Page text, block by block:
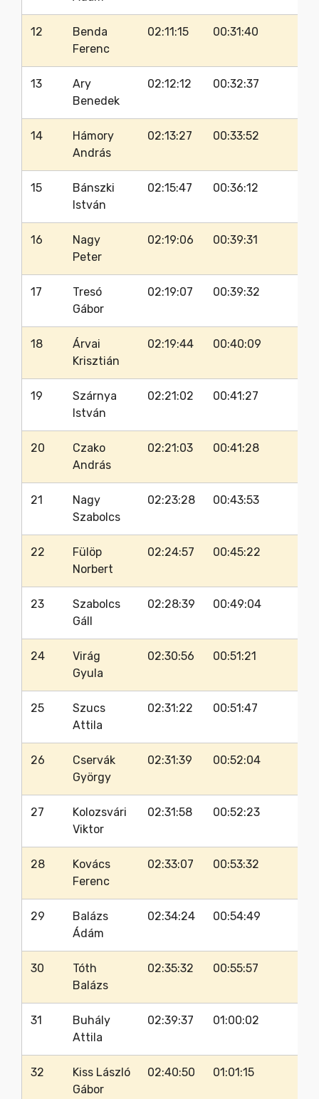
12
Benda
Ferenc
02:11:15 00:31:40
13
Ary
Benedek
02:12:12 00:32:37
14
Hámory
András
02:13:27 00:33:52
15
Bánszki
István
02:15:47 00:36:12
16
Nagy
Peter
02:19:06 00:39:31
17
Tresó
Gábor
02:19:07 00:39:32
18
Árvai
Krisztián
02:19:44 00:40:09
19
Szárnya
István
02:21:02 00:41:27
20
Czako
András
02:21:03 00:41:28
21
Nagy
Szabolcs
02:23:28 00:43:53
22
Fülöp
Norbert
02:24:57 00:45:22
23
Szabolcs
Gáll
02:28:39 00:49:04
24
Virág
Gyula
02:30:56 00:51:21
25
Szucs
Attila
02:31:22 00:51:47
26
Cservák
György
02:31:39 00:52:04
27
Kolozsvári
Viktor
02:31:58 00:52:23
28
Kovács
Ferenc
02:33:07 00:53:32
29
Balázs
Ádám
02:34:24 00:54:49
30
Tóth
Balázs
02:35:32 00:55:57
31
Buhály
Attila
02:39:37 01:00:02
32
Kiss László
Gábor
02:40:50 01:01:15